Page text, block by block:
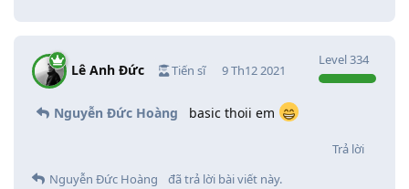
Lê Anh Đức Tiến sĩ
Level334
9 Th12 2021
Nguyễn Đức Hoàng basic thoii em
Trả lời
Nguyễn Đức Hoàng
đã trả lời bài viết này.